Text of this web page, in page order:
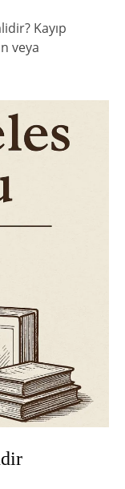
Kayıp
veya